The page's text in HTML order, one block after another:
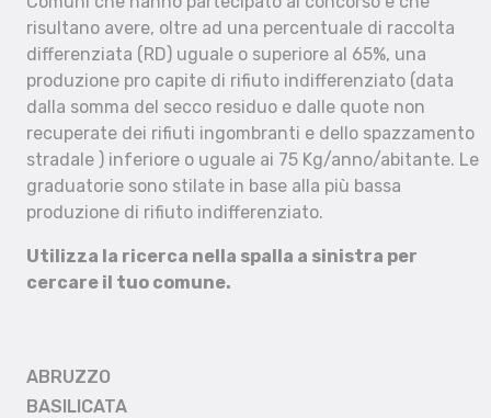
risultano avere, oltre ad una percentuale di raccolta
differenziata (RD) uguale o superiore al 65%, una
produzione pro capite di rifiuto indifferenziato (data
dalla somma del secco residuo e dalle quote non
recuperate dei rifiuti ingombranti e dello spazzamento
stradale ) inferiore o uguale ai 75 Kg/anno/abitante. Le
graduatorie sono stilate in base alla più bassa
produzione di rifiuto indifferenziato.
Utilizza la ricerca nella spalla a sinistra per
cercare il tuo comune.
ABRUZZO
BASILICATA